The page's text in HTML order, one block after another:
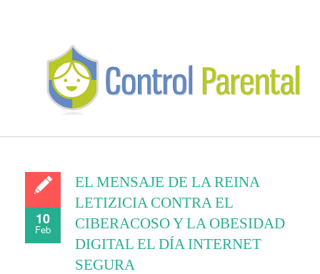
10
Feb
EL MENSAJE DE LA REINA
LETIZICIA CONTRA EL
CIBERACOSO Y LA OBESIDAD
DIGITAL EL DÍA INTERNET
SEGURA